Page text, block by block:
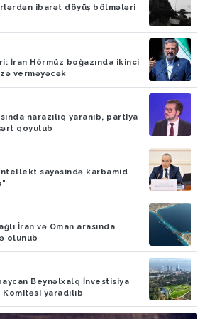
ibarət döyüş bölmələri
İran Hörmüz boğazında ikinci
verməyəcək
narazılıq yaranıb, partiya
qoyulub
sayəsində karbamid
İran və Oman arasında
olunub
Beynəlxalq İnvestisiya
yaradılıb